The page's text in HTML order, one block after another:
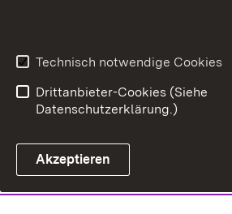
Technisch notwendige Cookies
Drittanbieter-Cookies (Siehe
Datenschutzerklärung.)
Akzeptieren